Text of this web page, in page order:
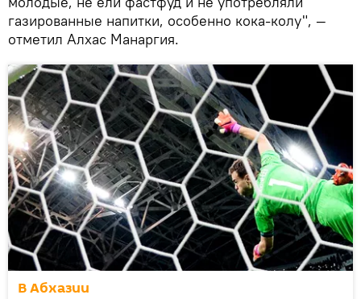
газированные напитки, особенно кока-колу", —
отметил Алхас Манаргия.
В Абхазии